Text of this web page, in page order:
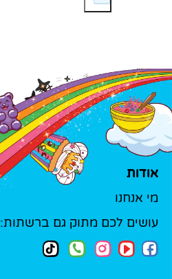
אודות
מי אנחנו
עושים לכם מתוק גם ברשתות: